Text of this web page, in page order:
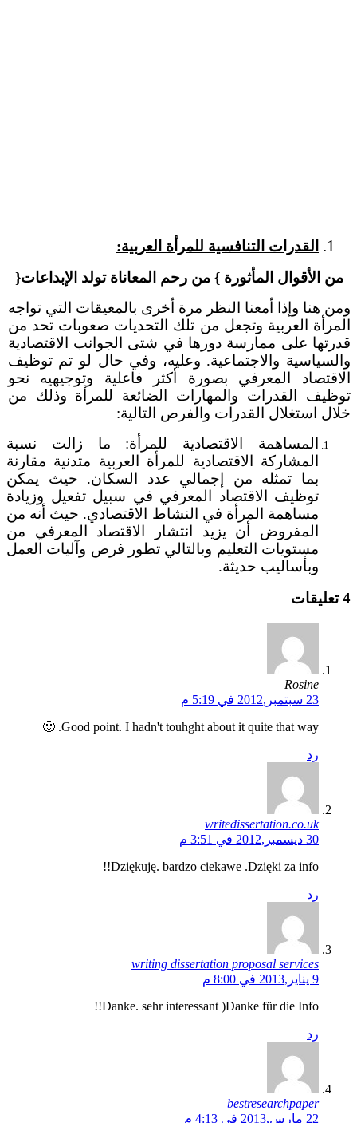
القدرات التنافسية للمرأة العربية:
من الأقوال المأثورة } من رحم المعاناة تولد الإبداعات{
ومن هنا وإذا أمعنا النظر مرة أخرى بالمعيقات التي تواجه
المرأة العربية وتجعل من تلك التحديات صعوبات تحد من
قدرتها على ممارسة دورها في شتى الجوانب الاقتصادية
والسياسية والاجتماعية. وعليه، وفي حال لو تم توظيف
الاقتصاد المعرفي بصورة أكثر فاعلية وتوجيهيه نحو
توظيف القدرات والمهارات الضائعة للمرأة وذلك من
خلال استغلال القدرات والفرص التالية:
المساهمة الاقتصادية للمرأة: ما زالت نسبة
المشاركة الاقتصادية للمرأة العربية متدنية مقارنة
بما تمثله من إجمالي عدد السكان. حيث يمكن
توظيف الاقتصاد المعرفي في سبيل تفعيل وزيادة
مساهمة المرأة في النشاط الاقتصادي. حيث أنه من
المفروض أن يزيد انتشار الاقتصاد المعرفي من
مستويات التعليم وبالتالي تطور فرص وآليات العمل
وبأساليب حديثة.
4 تعليقات
Rosine
23 سبتمبر,2012 في 5:19 م
Good point. I hadn't touhght about it quite that way. 🙂
رد
writedissertation.co.uk
30 ديسمبر,2012 في 3:51 م
Dziękuję. bardzo ciekawe .Dzięki za info!!
رد
writing dissertation proposal services
9 يناير,2013 في 8:00 م
Danke. sehr interessant )Danke für die Info!!
رد
bestresearchpaper
22 مارس,2013 في 4:13 م